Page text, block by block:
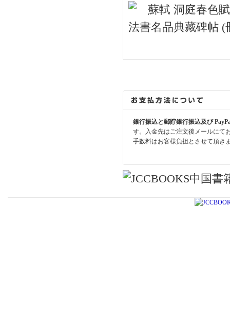
銀行振込と郵貯銀行振込及び
す。入金先はご注文後メールにて
手数料はお客様負担とさせて頂き